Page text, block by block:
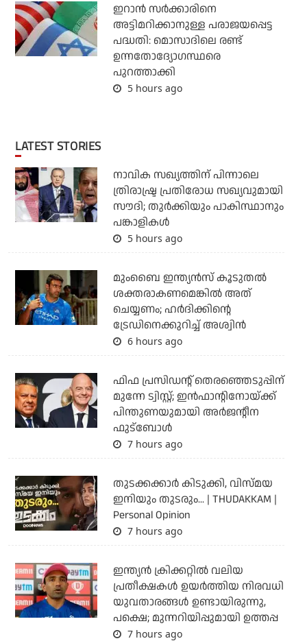
ഇറാന്‍ സര്‍ക്കാരിനെ
അട്ടിമറിക്കാനുള്ള പരാജയപ്പെട്ട
പദ്ധതി: മൊസാദിലെ രണ്ട്
ഉന്നതോദ്യോഗസ്ഥരെ
പുറത്താക്കി
5 hours ago
LATEST STORIES
നാവിക സഖ്യത്തിന് പിന്നാലെ
ത്രിരാഷ്ട്ര പ്രതിരോധ സഖ്യവുമായി
സൗദി; തുര്‍ക്കിയും പാകിസ്ഥാനും
പങ്കാളികള്‍
5 hours ago
മുംബൈ ഇന്ത്യന്‍സ് കൂടുതല്‍
ശക്തരാകണമെങ്കില്‍ അത്
ചെയ്യണം; ഹര്‍ദിക്കിന്റെ
ട്രേഡിനെക്കുറിച്ച് അശ്വിന്‍
6 hours ago
ഫിഫ പ്രസിഡന്റ് തെരഞ്ഞെടുപ്പിന്
മുന്നേ ട്വിസ്റ്റ്; ഇന്‍ഫാന്റിനോയ്ക്ക്
പിന്തുണയുമായി അര്‍ജന്റീന
ഫുട്‌ബോള്‍
7 hours ago
തുടക്കക്കാര്‍ കിടുക്കി, വിസ്മയ
ഇനിയും തുടരും... | THUDAKKAM |
Personal Opinion
7 hours ago
ഇന്ത്യന്‍ ക്രിക്കറ്റില്‍ വലിയ
പ്രതീക്ഷകള്‍ ഉയര്‍ത്തിയ നിരവധി
യുവതാരങ്ങള്‍ ഉണ്ടായിരുന്നു,
പക്ഷെ; മുന്നറിയിപ്പുമായി ഉത്തപ്പ
7 hours ago